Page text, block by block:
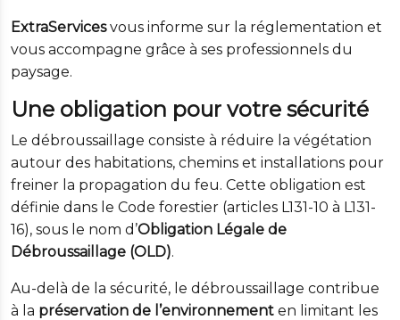
ExtraServicesvous informe sur la réglementation et
vous accompagne grâce à ses professionnels du
paysage.
Une obligation pour votre sécurité
Le débroussaillage consiste à réduire la végétation
autour des habitations, chemins et installations pour
freiner la propagation du feu. Cette obligation est
définie dans le Code forestier (articles L131-10 à L131-
16), sous le nom d’Obligation Légale de
Débroussaillage (OLD).
Au-delà de la sécurité, le débroussaillage contribue
à la préservation de l’environnement en limitant les